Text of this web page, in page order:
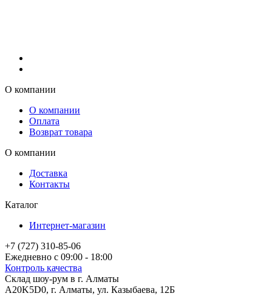
О компании
О компании
Оплата
Возврат товара
О компании
Доставка
Контакты
Каталог
Интернет-магазин
+7 (727) 310-85-06
Ежедневно с 09:00 - 18:00
Контроль качества
Склад шоу-рум в г. Алматы
A20K5D0, г. Алматы, ул. Казыбаева, 12Б